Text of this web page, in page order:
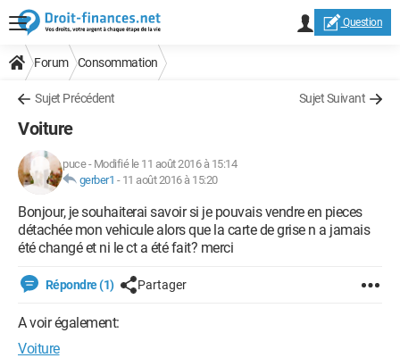
Question
Forum Consommation
Sujet Précédent Sujet Suivant
Voiture
puce- Modifié le 11 août 2016 à 15:14
gerber1 - 11 août 2016 à 15:20
Bonjour, je souhaiterai savoir si je pouvais vendre en pieces
détachée mon vehicule alors que la carte de grise n a jamais
été changé et ni le ct a été fait? merci
Répondre (1) Partager
A voir également:
Voiture